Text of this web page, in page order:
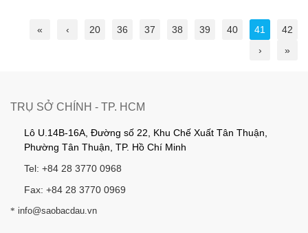
« ‹ 20 36 37 38 39 40 41
42
›
»
TRỤ SỞ CHÍNH - TP. HCM
Lô U.14B-16A, Đường số 22, Khu Chế Xuất Tân Thuận,
Phường Tân Thuận, TP. Hồ Chí Minh
Tel: +84 28 3770 0968
Fax: +84 28 3770 0969
* info@saobacdau.vn